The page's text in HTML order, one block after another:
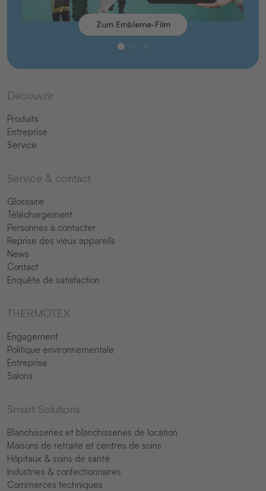
Zum Embleme-Film
Découvrir
Produits
Entreprise
Service
Service & contact
Glossaire
Téléchargement
Personnes à contacter
Reprise des vieux appareils
News
Contact
Enquête de satisfaction
THERMOTEX
Engagement
Politique environnementale
Entreprise
Salons
Smart Solutions
Blanchisseries et blanchisseries de location
Maisons de retraite et centres de soins
Hôpitaux & soins de santé
Industries & confectionnaires
Commerces techniques